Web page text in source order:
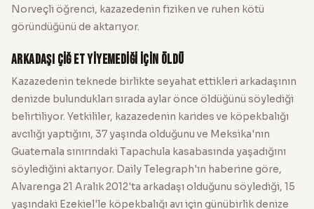
Norveçli öğrenci, kazazedenin fiziken ve ruhen kötü
göründüğünü de aktarıyor.
Arkadaşı çiğ et yiyemediği için öldü
Kazazedenin teknede birlikte seyahat ettikleri arkadaşının
denizde bulundukları sırada aylar önce öldüğünü söylediği
belirtiliyor. Yetkililer, kazazedenin karides ve köpekbalığı
avcılığı yaptığını, 37 yaşında olduğunu ve Meksika'nın
Guatemala sınırındaki Tapachula kasabasında yaşadığını
söylediğini aktarıyor. Daily Telegraph'ın haberine göre,
Alvarenga 21 Aralık 2012'ta arkadaşı olduğunu söylediği, 15
yaşındaki Ezekiel'le köpekbalığı avı için günübirlik denize